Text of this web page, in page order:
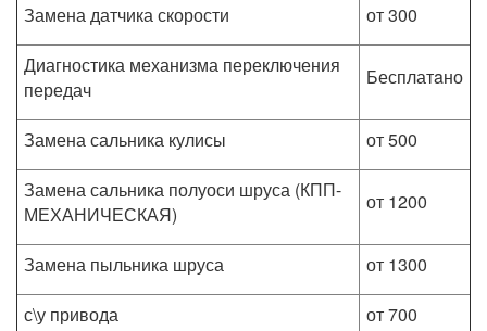
Замена датчика скорости
от 300
Диагностика механизма переключения
передач
Бесплатaно
Замена сальника кулисы
от 500
Замена сальника полуоси шруса (КПП-
МЕХАНИЧЕСКАЯ)
от 1200
Замена пыльника шруса
от 1300
с\у привода
от 700